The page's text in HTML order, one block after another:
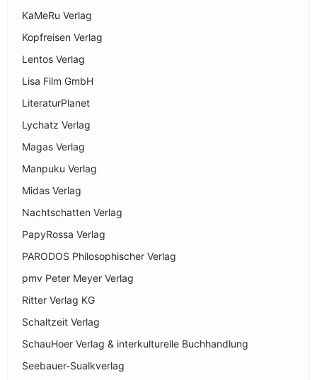
KaMeRu Verlag
Kopfreisen Verlag
Lentos Verlag
Lisa Film GmbH
LiteraturPlanet
Lychatz Verlag
Magas Verlag
Manpuku Verlag
Midas Verlag
Nachtschatten Verlag
PapyRossa Verlag
PARODOS Philosophischer Verlag
pmv Peter Meyer Verlag
Ritter Verlag KG
Schaltzeit Verlag
SchauHoer Verlag & interkulturelle Buchhandlung
Seebauer-Sualkverlag